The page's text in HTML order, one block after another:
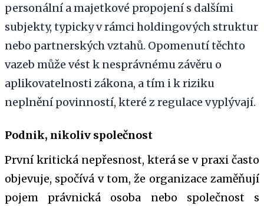
personální a majetkové propojení s dalšími
subjekty, typicky v rámci holdingových struktur
nebo partnerských vztahů. Opomenutí těchto
vazeb může vést k nesprávnému závěru o
aplikovatelnosti zákona, a tím i k riziku
neplnění povinností, které z regulace vyplývají.
Podnik, nikoliv společnost
První kritická nepřesnost, která se v praxi často
objevuje, spočívá v tom, že organizace zaměňují
pojem právnická osoba nebo společnost s